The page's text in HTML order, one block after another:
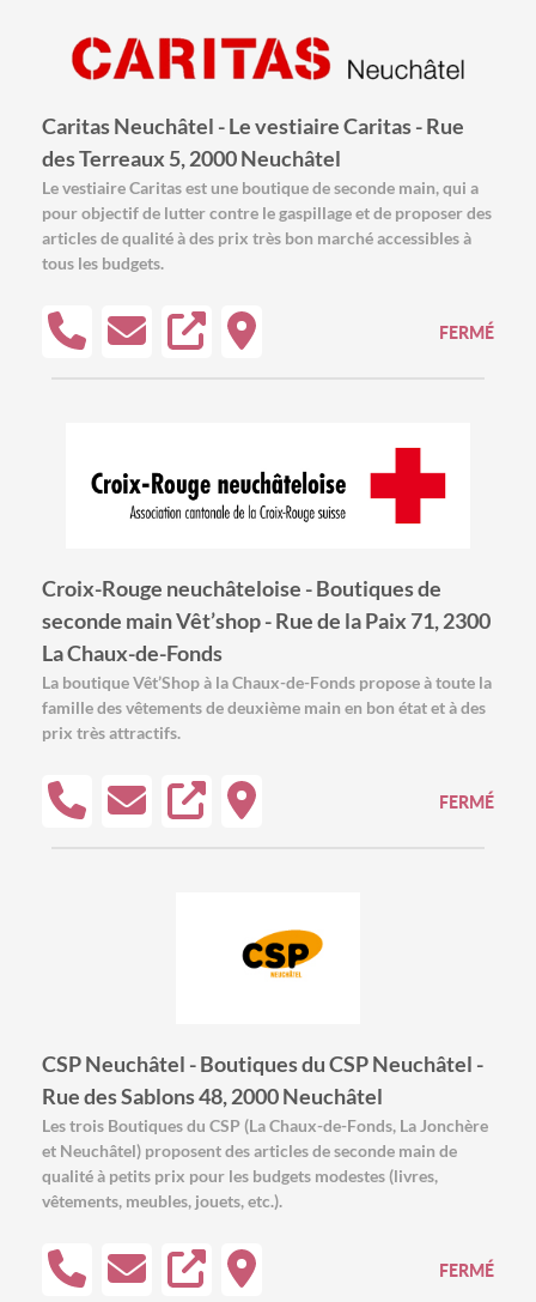
Caritas Neuchâtel - Le vestiaire Caritas - Rue
des Terreaux 5, 2000 Neuchâtel
Le vestiaire Caritas est une boutique de seconde main, qui a
pour objectif de lutter contre le gaspillage et de proposer des
articles de qualité à des prix très bon marché accessibles à
tous les budgets.
FERMÉ
Croix-Rouge neuchâteloise - Boutiques de
seconde main Vêt’shop - Rue de la Paix 71, 2300
La Chaux-de-Fonds
La boutique Vêt’Shop à la Chaux-de-Fonds propose à toute la
famille des vêtements de deuxième main en bon état et à des
prix très attractifs.
FERMÉ
CSP Neuchâtel - Boutiques du CSP Neuchâtel -
Rue des Sablons 48, 2000 Neuchâtel
Les trois Boutiques du CSP (La Chaux-de-Fonds, La Jonchère
et Neuchâtel) proposent des articles de seconde main de
qualité à petits prix pour les budgets modestes (livres,
vêtements, meubles, jouets, etc.).
FERMÉ